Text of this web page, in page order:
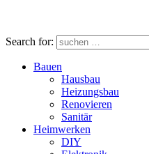
Search for:
Bauen
Hausbau
Heizungsbau
Renovieren
Sanitär
Heimwerken
DIY